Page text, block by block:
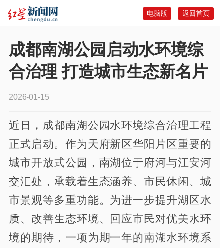
返回首页
电脑版
成都南湖公园启动水环境综
合治理 打造城市生态新名片
2026-01-15
近日，成都南湖公园水环境综合治理工程
正式启动。作为天府新区华阳片区重要的
城市开放式公园，南湖位于府河与江安河
交汇处，承载着生态涵养、市民休闲、城
市景观等多重功能。为进一步提升湖区水
质、改善生态环境、回应市民对优美水环
境的期待，一项为期一年的南湖水环境系